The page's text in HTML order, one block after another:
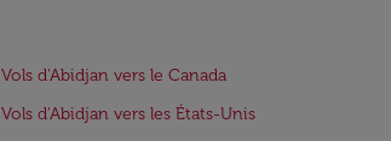
Vols d'Abidjan vers le Canada
Vols d'Abidjan vers les États-Unis